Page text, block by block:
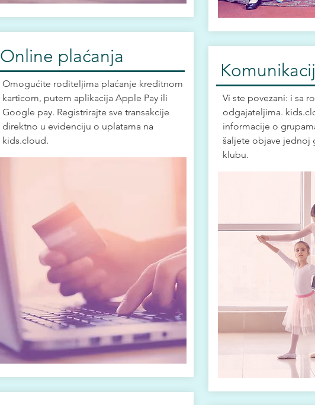
Online plaćanja
Omogućite roditeljima plaćanje kreditnom
karticom, putem aplikacija Apple Pay ili
Google pay. Registrirajte sve transakcije
direktno u evidenciju o uplatama na
kids.cloud.
Vi ste povezani: i sa
odgajateljima.
informacije o
šaljete objave jednoj
klubu.